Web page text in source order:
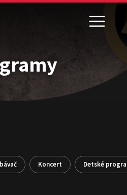
Koncert Detské